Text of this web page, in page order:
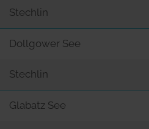
Stechlin
Dollgower See
Stechlin
Glabatz See